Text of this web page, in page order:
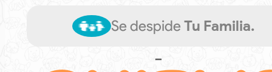
-
Se despideTu Familia.